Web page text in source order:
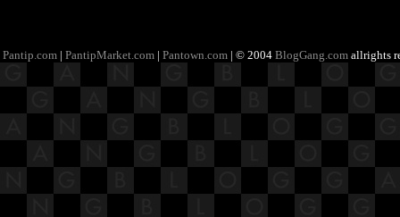
Pantip.com | PantipMarket.com | Pantown.com | © 2004 BlogGang.com allrights